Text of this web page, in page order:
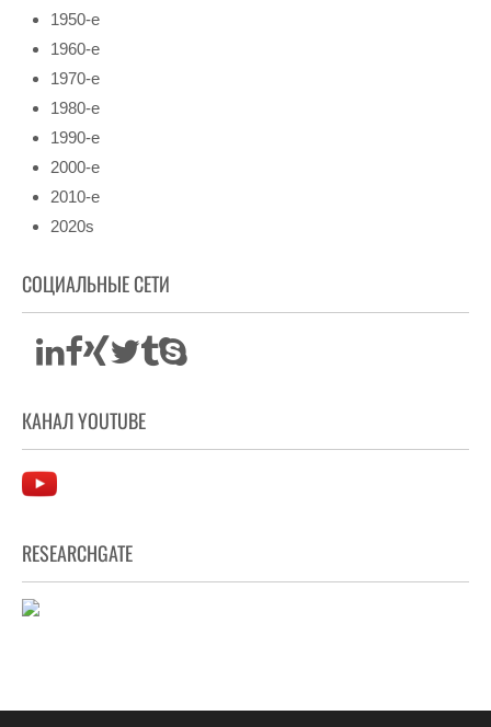
1950-е
1960-е
1970-е
1980-е
1990-е
2000-е
2010-е
2020s
СОЦИАЛЬНЫЕ СЕТИ
КАНАЛ YOUTUBE
RESEARCHGATE